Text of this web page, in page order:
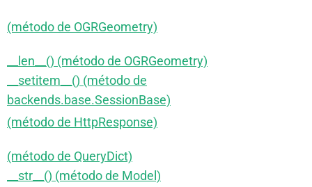
(método de OGRGeometry)
__len__() (método de OGRGeometry)
__setitem__() (método de
backends.base.SessionBase)
(método de HttpResponse)
(método de QueryDict)
__str__() (método de Model)